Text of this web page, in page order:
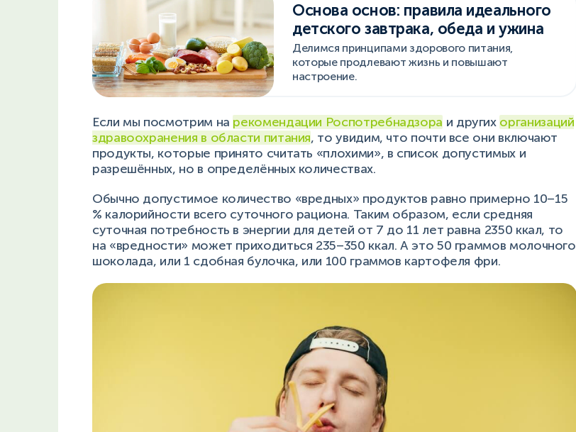
Основа основ: правила идеального
детского завтрака, обеда и ужина
Делимся принципами здорового питания,
которые продлевают жизнь и повышают
настроение.
Если мы посмотрим на рекомендации Роспотребнадзора и других организаций
здравоохранения в области питания, то увидим, что почти все они включают
продукты, которые принято считать «плохими», в список допустимых и
разрешённых, но в определённых количествах.
Обычно допустимое количество «вредных» продуктов равно примерно 10–15
% калорийности всего суточного рациона. Таким образом, если средняя
суточная потребность в энергии для детей от 7 до 11 лет равна 2350 ккал, то
на «вредности» может приходиться 235–350 ккал. А это 50 граммов молочного
шоколада, или 1 сдобная булочка, или 100 граммов картофеля фри.